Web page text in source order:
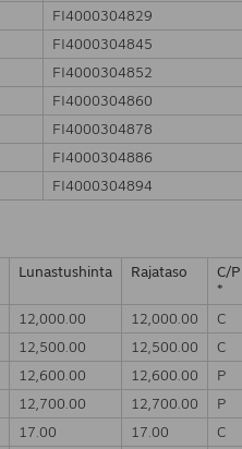
FI4000304829
FI4000304845
FI4000304852
FI4000304860
FI4000304878
FI4000304886
FI4000304894
Lunastushinta Rajataso
C/P
*
12,000.00 12,000.00 C
12,500.00 12,500.00 C
12,600.00 12,600.00 P
12,700.00 12,700.00 P
17.00 17.00 C